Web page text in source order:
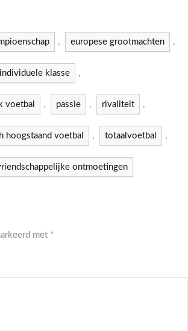
, europese grootmachten ,
individuele klasse ,
voetbal , passie , rivaliteit ,
hoogstaand voetbal , totaalvoetbal ,
ontmoetingen
met *